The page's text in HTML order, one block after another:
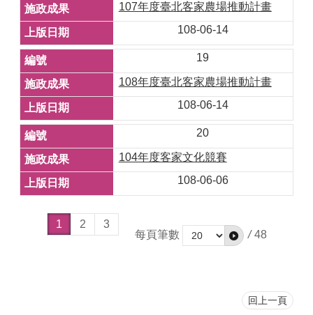
107年度臺北客家農場推動計畫
108-06-14
19
108年度臺北客家農場推動計畫
108-06-14
20
104年度客家文化競賽
108-06-06
1 2
3
每頁筆數
/ 48
回上一頁